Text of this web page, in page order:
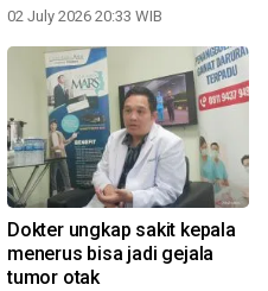
02 July 2026 20:33 WIB
Dokter ungkap sakit kepala
menerus bisa jadi gejala
tumor otak